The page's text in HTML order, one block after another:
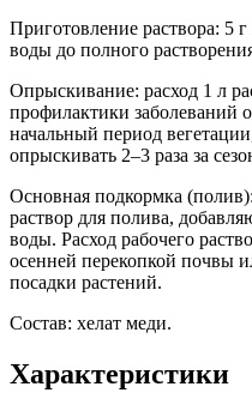
Приготовление раствора: 5
воды до полного
Опрыскивание: расход 1 л
профилактики заболеваний
начальный период
опрыскивать 2–3 раза за
Основная подкормка
раствор для полива,
воды. Расход рабочего
осенней перекопкой почвы
посадки растений.
Состав: хелат меди.
Характеристики